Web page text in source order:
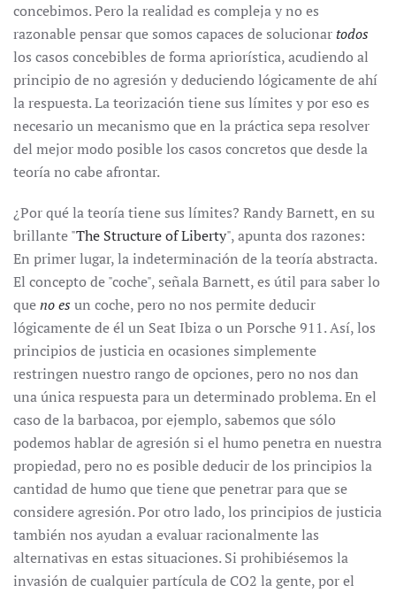
concebimos. Pero la realidad es compleja y no es
razonable pensar que somos capaces de solucionar todos
los casos concebibles de forma apriorística, acudiendo al
principio de no agresión y deduciendo lógicamente de ahí
la respuesta. La teorización tiene sus límites y por eso es
necesario un mecanismo que en la práctica sepa resolver
del mejor modo posible los casos concretos que desde la
teoría no cabe afrontar.
¿Por qué la teoría tiene sus límites? Randy Barnett, en su
brillante "The Structure of Liberty", apunta dos razones:
En primer lugar, la indeterminación de la teoría abstracta.
El concepto de "coche", señala Barnett, es útil para saber lo
queno es un coche, pero no nos permite deducir
lógicamente de él un Seat Ibiza o un Porsche 911. Así, los
principios de justicia en ocasiones simplemente
restringen nuestro rango de opciones, pero no nos dan
una única respuesta para un determinado problema. En el
caso de la barbacoa, por ejemplo, sabemos que sólo
podemos hablar de agresión si el humo penetra en nuestra
propiedad, pero no es posible deducir de los principios la
cantidad de humo que tiene que penetrar para que se
considere agresión. Por otro lado, los principios de justicia
también nos ayudan a evaluar racionalmente las
alternativas en estas situaciones. Si prohibiésemos la
invasión de cualquier partícula de CO2 la gente, por el